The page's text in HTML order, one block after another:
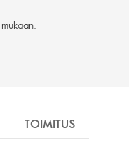
TOIMITUS